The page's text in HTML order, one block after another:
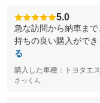
5.0
急な訪問から納車ま
持ちの良い購入ができ
る
購入した車種：トヨタエ
さっくん